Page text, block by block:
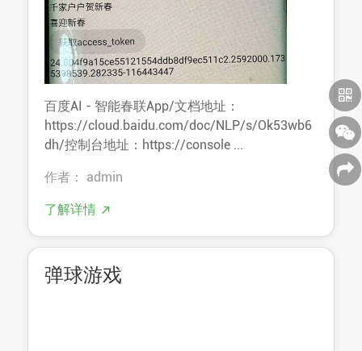
百度AI - 智能春联App/文档地址：
https://cloud.baidu.com/doc/NLP/s/Ok53wb6
dh/控制台地址：https://console ...
作者： admin
了解详情
弹球游戏